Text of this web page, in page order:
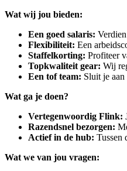
Wat wij jou bieden:
Een goed salaris:
Flexibiliteit: Een
Staffelkorting: Profiteer
Topkwaliteit gear: Wij
Een tof team: Sluit je
Wat ga je doen?
Vertegenwoordig Flink:
Razendsnel bezorgen:
Actief in de hub: Tussen
Wat we van jou vragen: